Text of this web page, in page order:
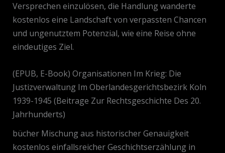
Versprechen einzulösen, die Handlung wanderte
kostenlos eine Landschaft von verpassten Chancen
und ungenutztem Potenzial, wie eine Reise ohne
eindeutiges Ziel.
(EPUB, E-Book) Organisationen Im Krieg: Die
Justizverwaltung Im Oberlandesgerichtsbezirk Koln
1939-1945 (Beitrage Zur Rechtsgeschichte Des 20.
Jahrhunderts)
bücher Mischung aus historischer Genauigkeit
kostenlos einfallsreicher Geschichtserzählung in